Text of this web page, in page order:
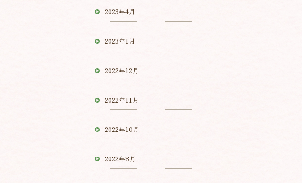
2023年4月
2023年1月
2022年12月
2022年11月
2022年10月
2022年8月